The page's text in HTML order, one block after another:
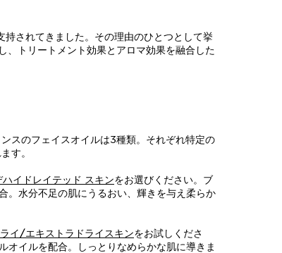
されてきました。その理由のひとつとして挙
、トリートメント効果とアロマ効果を融合した
スのフェイスオイルは3種類。それぞれ特定の
す。
イドレイテッド スキンをお選びください。ブ
。水分不足の肌にうるおい、輝きを与え柔らか
イ/エキストラドライスキンをお試しくださ
オイルを配合。しっとりなめらかな肌に導きま